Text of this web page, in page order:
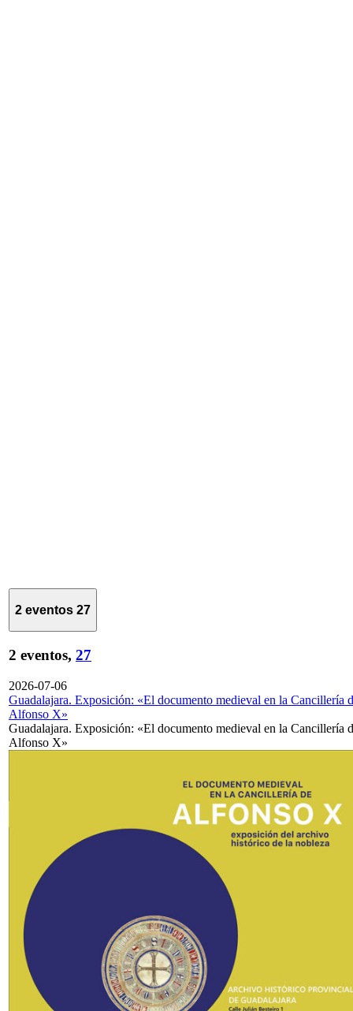
2 eventos 27
2 eventos, 27
2026-07-06
Guadalajara. Exposición: «El documento medieval en la Cancillería
Alfonso X»
Guadalajara. Exposición: «El documento medieval en la Cancillería
Alfonso X»